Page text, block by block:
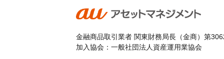
金融商品取引業者 関東財務局長（金商）第
加入協会：一般社団法人資産運用業協会